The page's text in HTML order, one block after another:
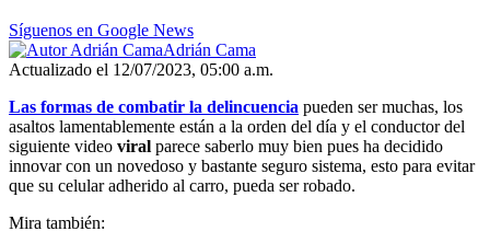
Síguenos en Google News
Adrián Cama
Actualizado el 12/07/2023, 05:00 a.m.
Las formas de combatir la delincuencia pueden ser muchas, los
asaltos lamentablemente están a la orden del día y el conductor del
siguiente video viral parece saberlo muy bien pues ha decidido
innovar con un novedoso y bastante seguro sistema, esto para evitar
que su celular adherido al carro, pueda ser robado.
Mira también: